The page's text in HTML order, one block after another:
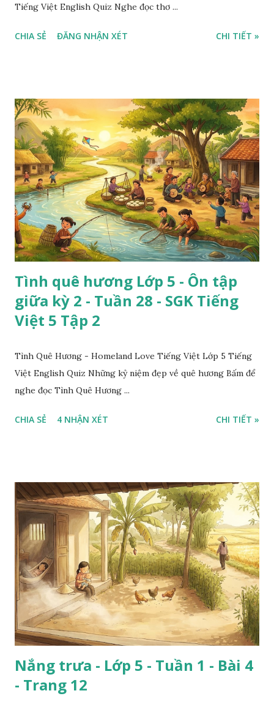
Tiếng Việt English Quiz Nghe đọc thơ ...
CHIA SẺ ĐĂNG NHẬN XÉT CHI TIẾT »
Tình quê hương Lớp 5 - Ôn tập
giữa kỳ 2 - Tuần 28 - SGK Tiếng
Việt 5 Tập 2
Tình Quê Hương - Homeland Love Tiếng Việt Lớp 5 Tiếng
Việt English Quiz Những kỷ niệm đẹp về quê hương Bấm để
nghe đọc Tình Quê Hương ...
CHIA SẺ 4 NHẬN XÉT CHI TIẾT »
Nắng trưa - Lớp 5 - Tuần 1 - Bài 4
- Trang 12